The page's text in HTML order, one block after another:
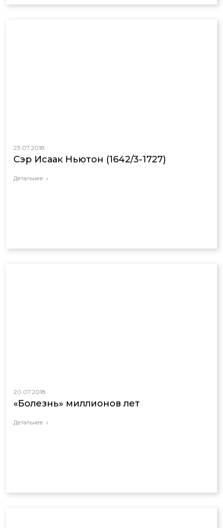
23.07.2018
Сэр Исаак Ньютон (1642/3-1727)
Детальнее
20.07.2018
«Болезнь» миллионов лет
Детальнее